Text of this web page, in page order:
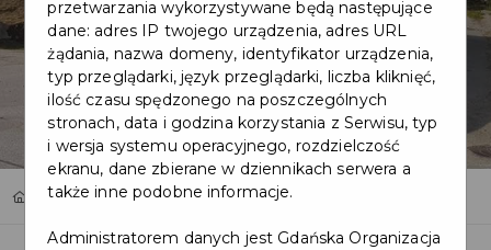
Home Oferty EID-POL
przetwarzania wykorzystywane będą następujące
dane: adres IP twojego urządzenia, adres URL
żądania, nazwa domeny, identyfikator urządzenia,
typ przeglądarki, język przeglądarki, liczba kliknięć,
ilość czasu spędzonego na poszczególnych
stronach, data i godzina korzystania z Serwisu, typ
i wersja systemu operacyjnego, rozdzielczość
ekranu, dane zbierane w dziennikach serwera a
także inne podobne informacje.
Administratorem danych jest Gdańska Organizacja